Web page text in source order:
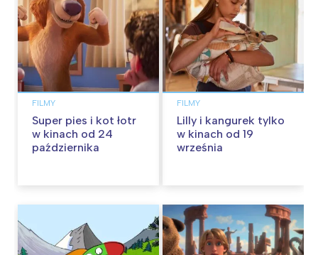
FILMY
Super pies i kot łotr
w kinach od 24
października
FILMY
Lilly i kangurek tylko
w kinach od 19
września